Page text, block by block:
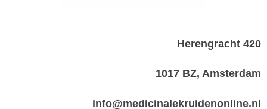
Herengracht 420
1017 BZ, Amsterdam
info@medicinalekruidenonline.nl